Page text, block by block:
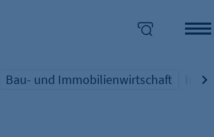
Übersicht Schlagwort
Bau- und Immobilienwirtschaft